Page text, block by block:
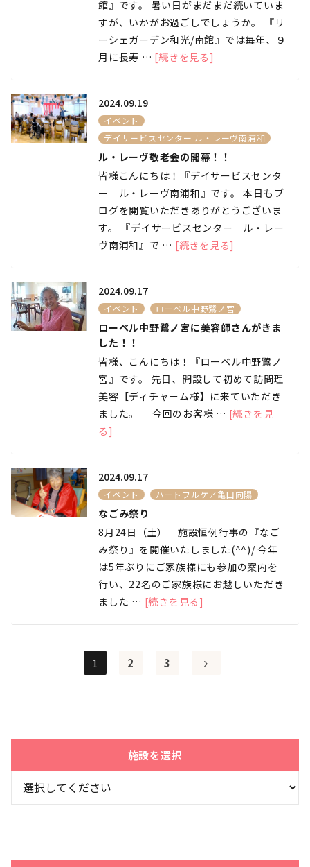
館』です。 暑い日がまだまだ続いていま
すが、いかがお過ごしでしょうか。 『リ
ーシェガーデン和光/南館』では毎年、９
月に長寿 … [続きを見る]
2024.09.19
イベント
デイサービスセンター ル・レーヴ南浦和
ル・レーヴ敬老会の開幕！！
皆様こんにちは！『デイサービスセンタ
ー ル・レーヴ南浦和』です。 本日もブ
ログを閲覧いただきありがとうございま
す。 『デイサービスセンター ル・レー
ヴ南浦和』で … [続きを見る]
2024.09.17
イベント ローベル中野鷺ノ宮
ローベル中野鷺ノ宮に美容師さんがきま
した！！
皆様、こんにちは！『ローベル中野鷺ノ
宮』です。 先日、開設して初めて訪問理
美容【ディチャーム様】に来ていただき
ました。 今回のお客様 … [続きを見
る]
2024.09.17
イベント ハートフルケア亀田向陽
なごみ祭り
8月24日（土） 施設恒例行事の『なご
み祭り』を開催いたしました(^^)/ 今年
は5年ぶりにご家族様にも参加の案内を
行い、22名のご家族様にお越しいただき
ました … [続きを見る]
1 2 3
施設を選択